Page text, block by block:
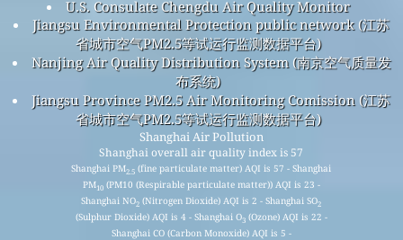
U.S. Consulate Chengdu Air Quality Monitor
Jiangsu Environmental Protection public network (江苏
省城市空气PM2.5等试运行监测数据平台)
Nanjing Air Quality Distribution System (南京空气质量发
布系统)
Jiangsu Province PM2.5 Air Monitoring Comission (江苏
省城市空气PM2.5等试运行监测数据平台)
Shanghai Air Pollution
Shanghai overall air quality index is 57
Shanghai PM2.5 (fine particulate matter) AQI is 57 - Shanghai
PM10(PM10 (Respirable particulate matter)) AQI is 23 -
Shanghai NO2 (Nitrogen Dioxide) AQI is 2 - Shanghai SO2
(Sulphur Dioxide) AQI is 4 - Shanghai O3(Ozone) AQI is 22 -
Shanghai CO (Carbon Monoxide) AQI is 5 -